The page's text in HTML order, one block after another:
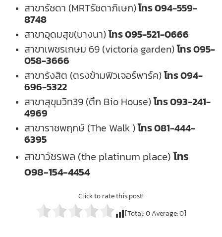
สาขารัชดา (MRTรัชดาภิเษก)โทร094-559-
8748
สาขาอุดมสุข(บางนา)โทร095-521-0666
สาขาเพชรเกษม 69 (victoria garden)โทร095-
058-3666
สาขารังสิต (ตรงข้ามฟิวเจอร์พาร์ค)โทร094-
696-5322
สาขาสุขุมวิท39 (ตึก Bio House)โทร093-241-
4969
สาขาราชพฤกษ์ (The Walk )โทร081-444-
6395
สาขาวัชรพล (the platinum place)โทร
098-154-4454
Click to rate this post!
[Total:0Average:0]